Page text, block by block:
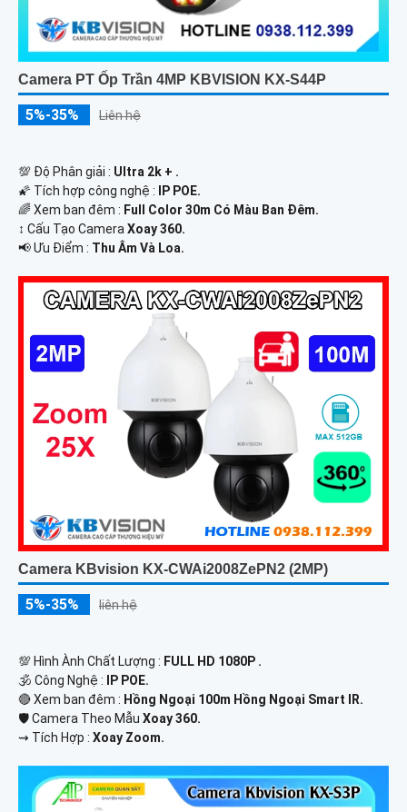
Camera PT Ốp Trần 4MP KBVISION KX-S44P
5%-35% Liên hệ
💯 Độ Phân giải : Ultra 2k + .
🌠 Tích hợp công nghệ :
IP POE.
🌈 Xem ban đêm : Full Color 30m Có Màu Ban Ðêm.
↕️ Cấu Tạo Camera Xoay 360.
️📢 Ưu Điểm : Thu Âm Và Loa.
Camera KBvision KX-CWAi2008ZePN2 (2MP)
5%-35% liên hệ
💯 Hình Ành Chất Lượng : FULL HD 1080P .
🕉️ Công Nghệ :
IP POE.
🔴 Xem ban đêm : Hồng Ngoại 100m Hồng Ngoại Smart IR.
🛡 Camera Theo Mẫu Xoay 360.
️⇝ Tích Hợp : Xoay Zoom.